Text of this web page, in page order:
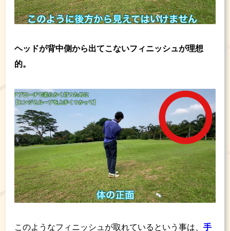
ヘッドが背中側から出てこないフィニッシュが理想
的。
このようなフィニッシュが取れているという事は、手